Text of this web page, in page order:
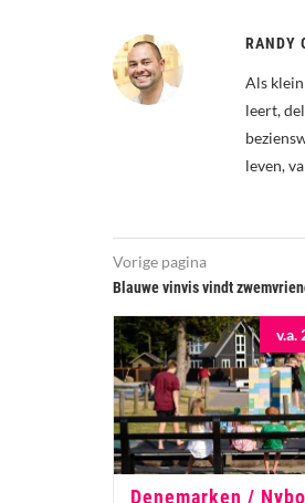
RANDY
Als
leert,
leven,
Vorige pagina
Blauwe vinvis vindt
v.a.
Denemarken /